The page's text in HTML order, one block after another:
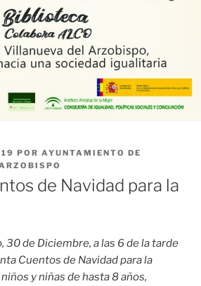
POR AYUNTAMIENTO DE
de Navidad para la
30 de Diciembre, a las 6 de la tarde
Cuentos de Navidad para la
y niñas de hasta 8 años,